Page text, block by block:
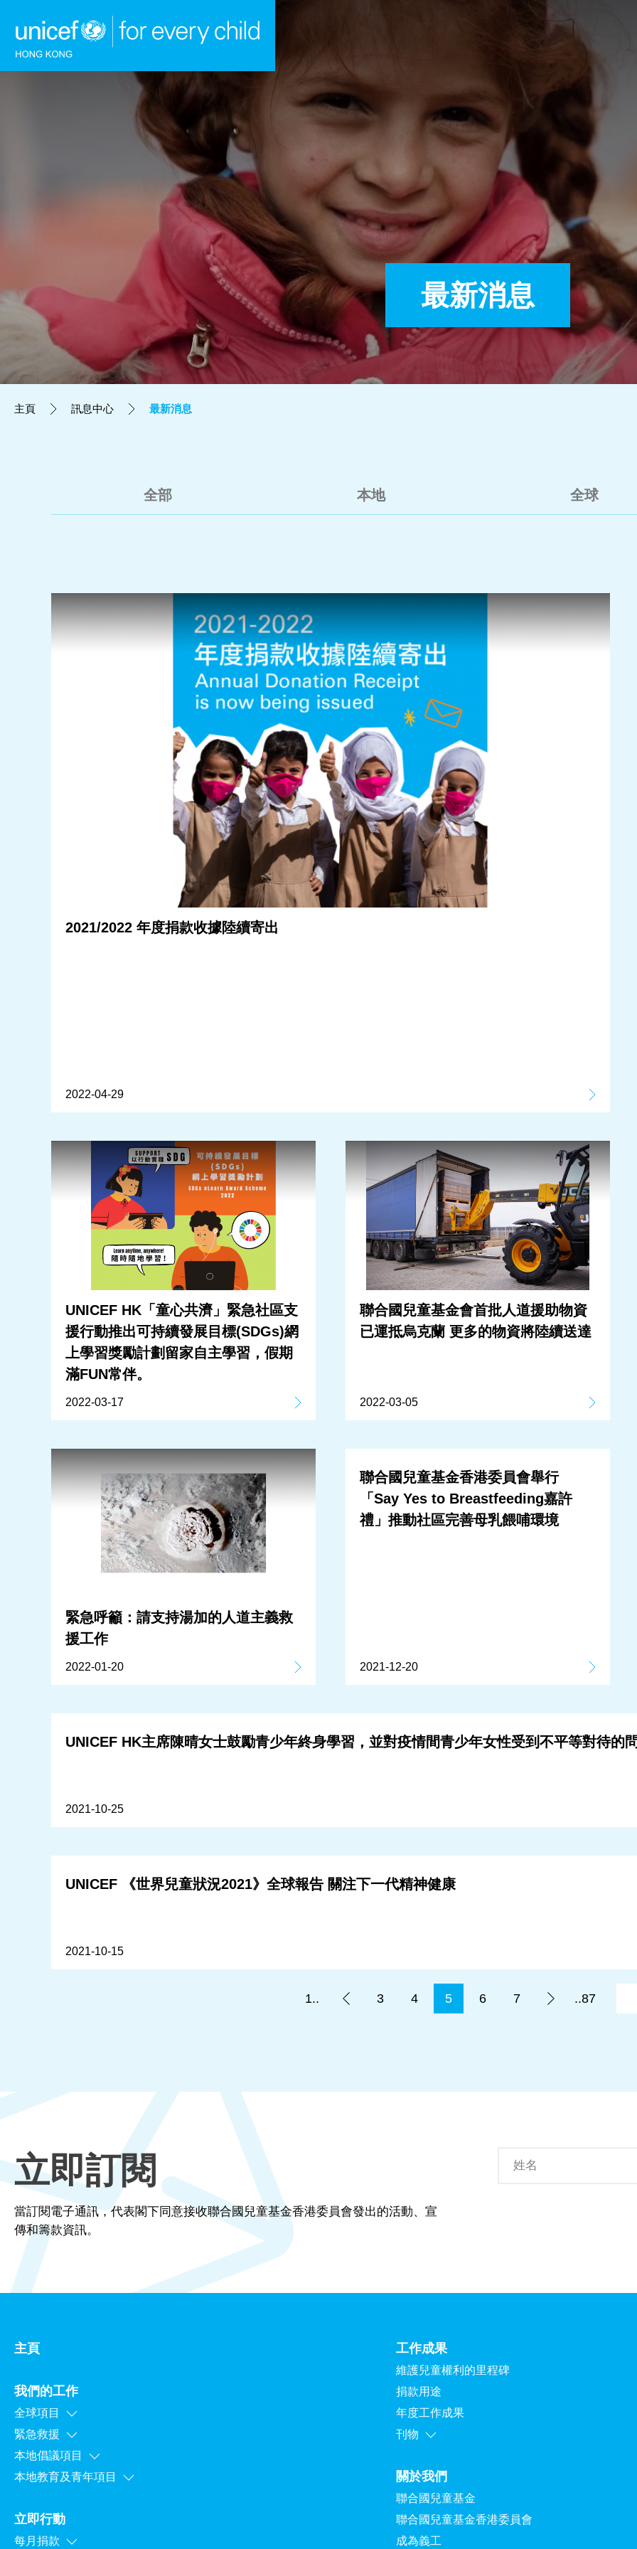
跳到內容（按回車鍵） A A
立即行動
工作成果
關於我們
最新消息
主頁 訊息中心 最新消息
全部 本地 全球
2021/2022 年度捐款收據陸續寄出
2022-04-29
UNICEF HK「童心共濟」緊急社區支
援行動推出可持續發展目標(SDGs)網
上學習獎勵計劃留家自主學習，假期
滿FUN常伴。
2022-03-17
聯合國兒童基金會首批人道援助物資
已運抵烏克蘭 更多的物資將陸續送達
2022-03-05
緊急呼籲：請支持湯加的人道主義救
援工作
2022-01-20
聯合國兒童基金香港委員會舉行
「Say Yes to Breastfeeding嘉許
禮」推動社區完善母乳餵哺環境
2021-12-20
UNICEF HK主席陳晴女士鼓勵青少年終身學習，並對疫情間青少年女性受到不平等對待的
2021-10-25
UNICEF 《世界兒童狀況2021》全球報告 關注下⼀代精神健康
2021-10-15
1.. 3 4 5 6 7 ..87
立即訂閱
當訂閱電子通訊，代表閣下同意接收聯合國兒童基金香港委員會發出的活動、宣
傳和籌款資訊。
主頁
我們的工作
全球項目
緊急救援
本地倡議項目
本地教育及青年項目
立即行動
每月捐款
工作成果
維護兒童權利的里程碑
捐款用途
年度工作成果
刊物
關於我們
聯合國兒童基金
聯合國兒童基金香港委員會
成為義工